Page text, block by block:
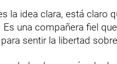
la idea clara, está claro
una compañera fiel
sentir la libertad